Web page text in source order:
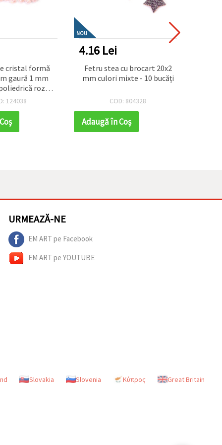
cristal formă
gaură 1 mm
roz
-20 grame
124038
NOU
4.16 Lei
Fetru stea cu brocart 20x2
mm culori mixte - 10 bucăți
COD: 804328
Adaugă în Coş
URMEAZĂ-NE
EM ART pe Facebook
EM ART pe YOUTUBE
Slovakia Slovenia Κύπρος Great Britain